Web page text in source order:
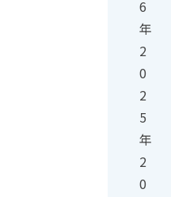
6
年
2
0
2
5
年
2
0